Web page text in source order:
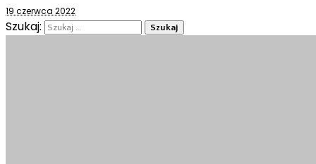
19 czerwca 2022
Szukaj: